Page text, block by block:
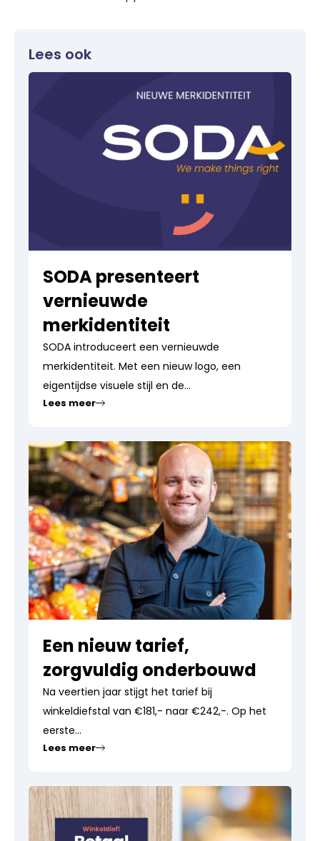
Lees ook
SODA presenteert
vernieuwde
merkidentiteit
SODA introduceert een vernieuwde
merkidentiteit. Met een nieuw logo, een
eigentijdse visuele stijl en de...
Lees meer
Een nieuw tarief,
zorgvuldig onderbouwd
Na veertien jaar stijgt het tarief bij
winkeldiefstal van €181,- naar €242,-. Op het
eerste...
Lees meer